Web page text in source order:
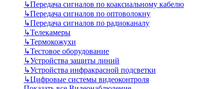
↳Передача сигналов по коаксиальному кабелю
↳Передача сигналов по оптоволокну
↳Передача сигналов по радиоканалу
↳Телекамеры
↳Термокожухи
↳Тестовое оборудование
↳Устройства защиты линий
↳Устройства инфракрасной подсветки
↳Цифровые системы видеоконтроля